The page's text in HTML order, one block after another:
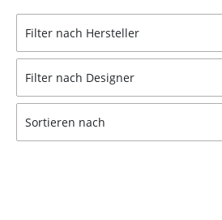
Schaukelstühle
Bürodrehstühle
Konferenzstühle
Bürosessel
Filter nach Hersteller
Filter nach Designer
Sortieren nach